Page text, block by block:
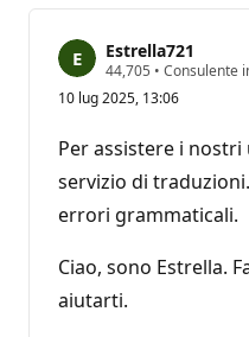
Estrella721
44,705 P
n
d
i
r
e
• Consulente
10 lug 2025, 13:06
Per assistere i
servizio di
errori grammaticali.
Ciao, sono Estrella.
aiutarti.